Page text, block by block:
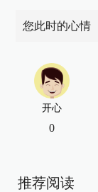
您此时的心情
开心
0
推荐阅读